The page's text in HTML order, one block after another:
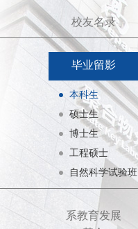
校友名录
毕业留影
本科生
硕士生
博士生
工程硕士
自然科学试验班
系教育发展